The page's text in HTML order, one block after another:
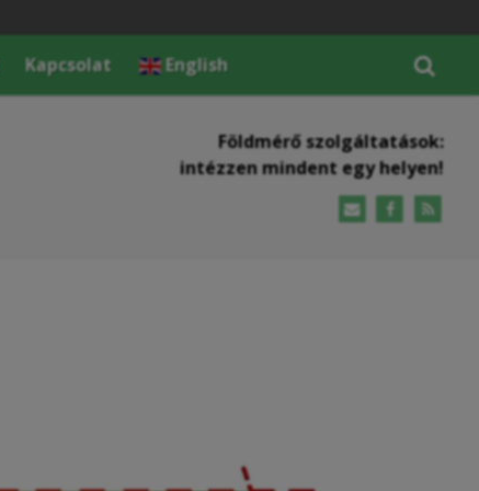
Kapcsolat English
Földmérő szolgáltatások:
intézzen mindent egy helyen!